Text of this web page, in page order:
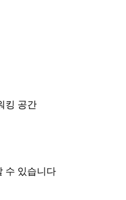
킹 공간
수 있습니다